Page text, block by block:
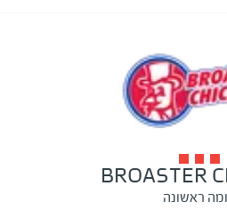
BROASTER
ראשונה